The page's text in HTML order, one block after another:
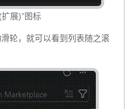
展)”图标
轮，就可以看到列表随之滚